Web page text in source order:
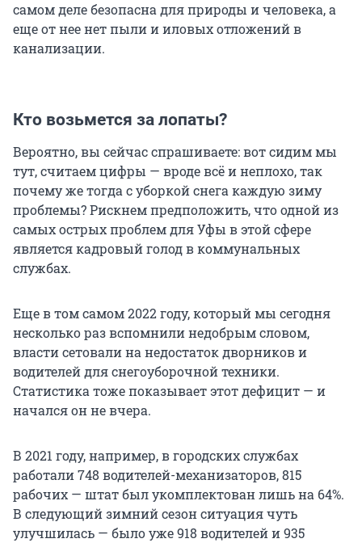
самом деле безопасна для природы и человека, а
еще от нее нет пыли и иловых отложений в
канализации.
Кто возьмется за лопаты?
Вероятно, вы сейчас спрашиваете: вот сидим мы
тут, считаем цифры — вроде всё и неплохо, так
почему же тогда с уборкой снега каждую зиму
проблемы? Рискнем предположить, что одной из
самых острых проблем для Уфы в этой сфере
является кадровый голод в коммунальных
службах.
Еще в том самом 2022 году, который мы сегодня
несколько раз вспомнили недобрым словом,
власти сетовали на недостаток дворников и
водителей для снегоуборочной техники.
Статистика тоже показывает этот дефицит — и
начался он не вчера.
В 2021 году, например, в городских службах
работали 748 водителей-механизаторов, 815
рабочих — штат был укомплектован лишь на 64%.
В следующий зимний сезон ситуация чуть
улучшилась — было уже 918 водителей и 935